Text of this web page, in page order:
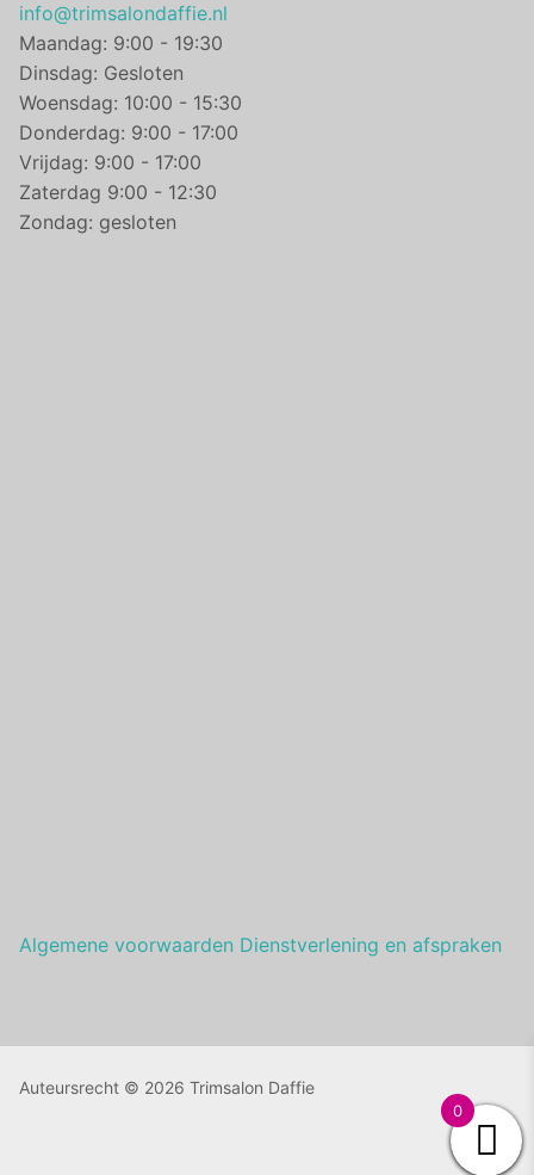
info@trimsalondaffie.nl
Maandag: 9:00 - 19:30
Dinsdag: Gesloten
Woensdag: 10:00 - 15:30
Donderdag: 9:00 - 17:00
Vrijdag: 9:00 - 17:00
Zaterdag 9:00 - 12:30
Zondag: gesloten
Algemene voorwaarden Dienstverlening en afspraken
Auteursrecht © 2026 Trimsalon Daffie
0